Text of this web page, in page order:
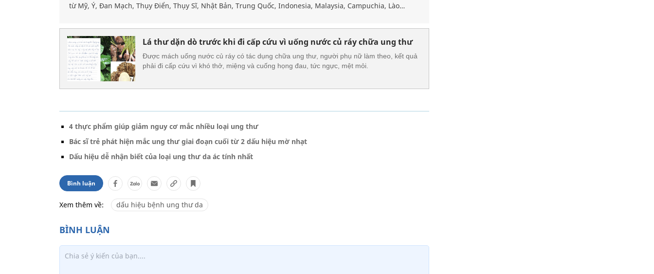
từ Mỹ, Ý, Đan Mạch, Thụy Điển, Thụy Sĩ, Nhật Bản, Trung Quốc, Indonesia, Malaysia, Campuchia, Lào…
Lá thư dặn dò trước khi đi cấp cứu vì uống nước củ ráy chữa ung thư
Được mách uống nước củ ráy có tác dụng chữa ung thư, người phụ nữ làm theo, kết quả
phải đi cấp cứu vì khó thở, miệng và cuống họng đau, tức ngực, mệt mỏi.
4 thực phẩm giúp giảm nguy cơ mắc nhiều loại ung thư
Bác sĩ trẻ phát hiện mắc ung thư giai đoạn cuối từ 2 dấu hiệu mờ nhạt
Dấu hiệu dễ nhận biết của loại ung thư da ác tính nhất
Bình luận
Xem thêm về: dấu hiệu bệnh ung thư da